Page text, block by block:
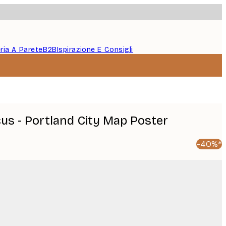
A PareteB2BIspirazione E Consigli
- Portland City Map Poster
-40%*